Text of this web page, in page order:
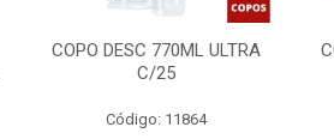
COPO DESC 770ML ULTRA
C/25
Código: 11864